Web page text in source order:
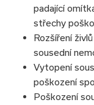
padající
střechy
Rozšíření
sousední
Vytopení
poškození
Poškození